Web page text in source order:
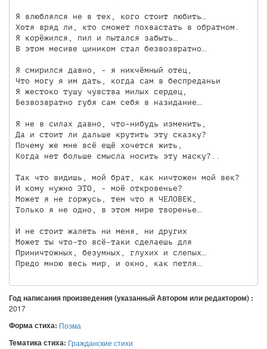
Я влюблялся не в тех, кого стоит любить…
Хотя вряд ли, кто сможет похвастать в обратном.
Я корёжился, пил и пытался забыть…
В этом месиве циником стал безвозвратно…
Я смирился давно, - я никчёмный отец,
Что могу я им дать, когда сам в беспреданьи
Я жестоко тушу чувства милых сердец,
Безвозвратно губя сам себя в назидание…
Я не в силах давно, что-нибудь изменить,
Да и стоит ли дальше крутить эту сказку?
Почему же мне всё ещё хочется жить,
Когда нет больше смысла носить эту маску?..
Так что видишь, мой брат, как ничтожен мой век?
И кому нужно ЭТО, - моё откровенье?
Может я не горжусь, тем что я ЧЕЛОВЕК,
Только я не одно, в этом мире творенье…
И не стоит жалеть ни меня, ни других
Может ты что-то всё-таки сделаешь для
Приничтожных, безумных, глухих и слепых…
Год написания произведения (указанный Автором или редактором) :
2017
Форма стиха: Поэма
Тематика стиха: Гражданские стихи